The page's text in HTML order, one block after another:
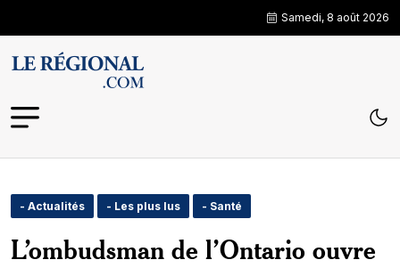
Samedi, 8 août 2026
- Actualités - Les plus lus - Santé
L’ombudsman de l’Ontario ouvre